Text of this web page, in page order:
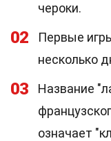
чероки.
02
Первые
несколько
03
Название
означает